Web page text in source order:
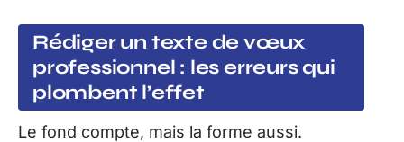
Rédiger un texte de vœux
professionnel : les erreurs qui
plombent l’effet
Le fond compte, mais la forme aussi.